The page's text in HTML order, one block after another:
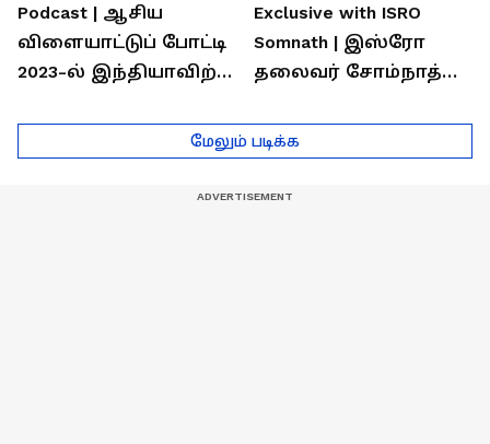
Podcast | ஆசிய
விளையாட்டுப் போட்டி
2023-ல் இந்தியாவிற்கு
வீரர்களுடன்
நேர்காணல்!
Exclusive with ISRO
Somnath | இஸ்ரோ
தலைவர் சோம்நாத்
நேர்காணல்! | Podcast
மேலும் படிக்க